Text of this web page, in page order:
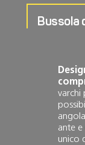
Bussola
varchi
ante
unico